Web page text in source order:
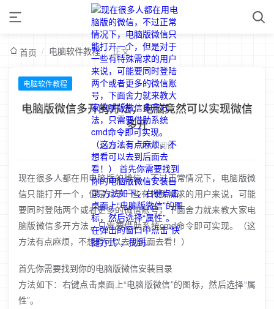
首页 / 电脑软件教程 / 正文
电脑软件教程
电脑版微信多开的方法，电脑竟然可以实现微信
多开
2020-5-3 / 7600 阅读
现在很多人都在用电脑版的微信，不过正常情况下，电脑版微
信只能打开一个，但是对于一些有特殊需求的用户来说，可能
要同时登陆两个或者更多的微信账号，下面舍力就来教大家电
脑版微信多开方法，只需要借助系统cmd命令即可实现。（这
方法有点麻烦，不想看可以去到后面去看！）
首先你需要找到你的电脑版微信安装目录
方法如下：右键点击桌面上“电脑版微信”的图标，然后选择“属
性”。